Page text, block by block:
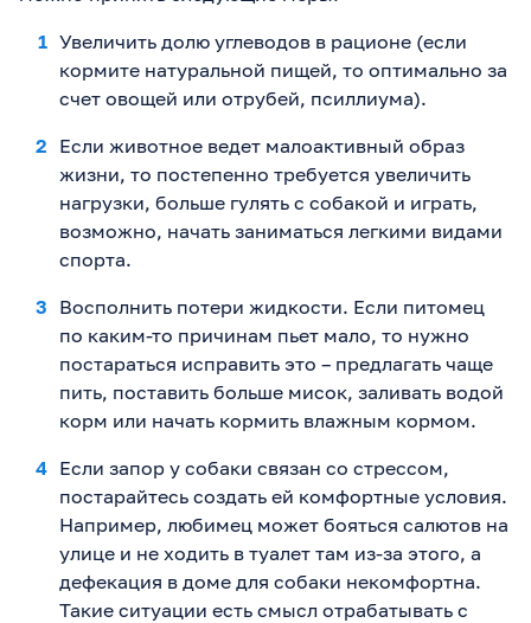
Увеличить долю углеводов в рационе (если
кормите натуральной пищей, то оптимально за
счет овощей или отрубей, псиллиума).
Если животное ведет малоактивный образ
жизни, то постепенно требуется увеличить
нагрузки, больше гулять с собакой и играть,
возможно, начать заниматься легкими видами
спорта.
Восполнить потери жидкости. Если питомец
по каким-то причинам пьет мало, то нужно
постараться исправить это – предлагать чаще
пить, поставить больше мисок, заливать водой
корм или начать кормить влажным кормом.
Если запор у собаки связан со стрессом,
постарайтесь создать ей комфортные условия.
Например, любимец может бояться салютов на
улице и не ходить в туалет там из-за этого, а
дефекация в доме для собаки некомфортна.
Такие ситуации есть смысл отрабатывать с